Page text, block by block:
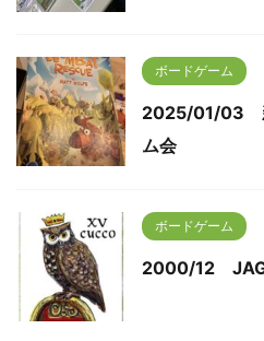
ボードゲーム
2025/01/03
ム会
ボードゲーム
2000/12